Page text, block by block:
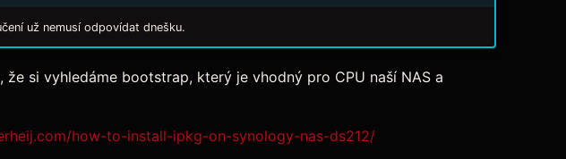
už nemusí odpovídat dnešku.
si vyhledáme bootstrap, který je vhodný pro CPU naší NAS a
how-to-install-ipkg-on-synology-nas-ds212/